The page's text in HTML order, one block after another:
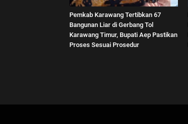
Pemkab Karawang Tertibkan 67
Bangunan Liar di Gerbang Tol
Karawang Timur, Bupati Aep Pastikan
Proses Sesuai Prosedur